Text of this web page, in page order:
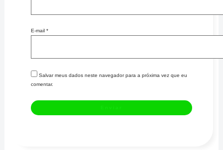
E-mail *
Salvar meus dados neste navegador para a próxima vez que eu
comentar.